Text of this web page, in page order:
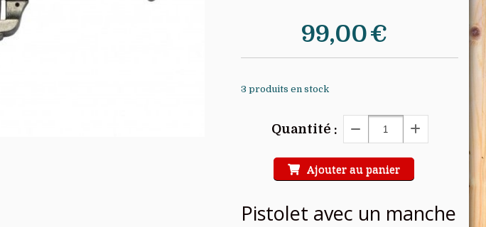
99,00€
3 produits en stock
Quantité :
Ajouter au panier
Pistolet avec un manche